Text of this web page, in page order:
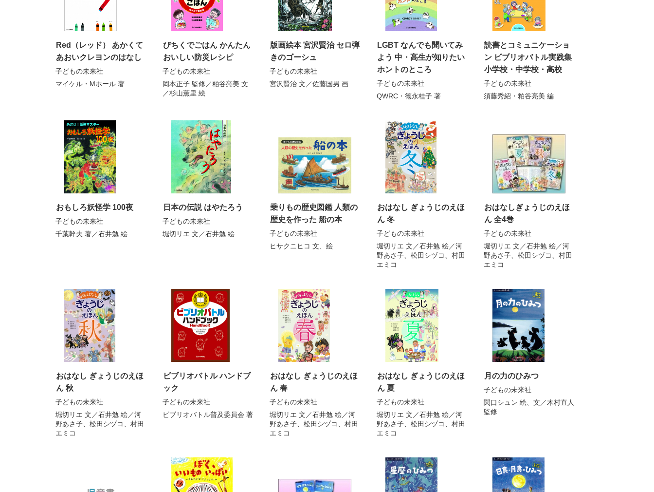
Red（レッド） あかくて
あおいクレヨンのはなし
子どもの未来社
マイケル・Mホール 著
びちくでごはん かんたん
おいしい防災レシピ
子どもの未来社
岡本正子 監修／粕谷亮美 文
／杉山薫里 絵
版画絵本 宮沢賢治 セロ弾
きのゴーシュ
子どもの未来社
宮沢賢治 文／佐藤国男 画
LGBT なんでも聞いてみ
よう 中・高生が知りたい
ホントのところ
子どもの未来社
QWRC・徳永桂子 著
読書とコミュニケーショ
ン ビブリオバトル実践集
小学校・中学校・高校
子どもの未来社
須藤秀紹・粕谷亮美 編
おもしろ妖怪学 100夜
子どもの未来社
千葉幹夫 著／石井勉 絵
日本の伝説 はやたろう
子どもの未来社
堀切リエ 文／石井勉 絵
乗りもの歴史図鑑 人類の
歴史を作った 船の本
子どもの未来社
ヒサクニヒコ 文、絵
おはなし ぎょうじのえほ
ん 冬
子どもの未来社
堀切リエ 文／石井勉 絵／河
野あさ子
松田シヅコ
村田
エミコ
おはなしぎょうじのえほ
ん 全4巻
子どもの未来社
堀切リエ 文／石井勉 絵／河
野あさ子
松田シヅコ
村田
エミコ
おはなし ぎょうじのえほ
ん 秋
子どもの未来社
堀切リエ 文／石井勉 絵／河
野あさ子
松田シヅコ
村田
エミコ
ビブリオバトル ハンドブ
ック
子どもの未来社
ビブリオバトル普及委員会 著
おはなし ぎょうじのえほ
ん 春
子どもの未来社
堀切リエ 文／石井勉 絵／河
野あさ子
松田シヅコ
村田
エミコ
おはなし ぎょうじのえほ
ん 夏
子どもの未来社
堀切リエ 文／石井勉 絵／河
野あさ子
松田シヅコ
村田
エミコ
月の力のひみつ
子どもの未来社
関口シュン 絵、文／木村直人
監修